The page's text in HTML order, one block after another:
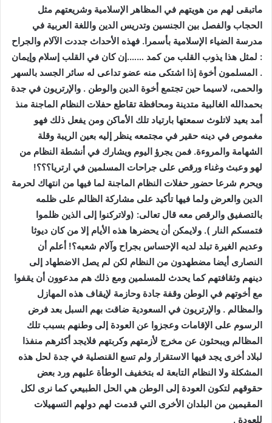
ماتبقى لهم من هويتهم في المظاهر اﻹسلامية وشريعتهم مثل
الحجاب والفصل بين الجنسين وتدريس الدين واللغة العربية في
مدرسة الضياء اﻹسلامية بأسمرا. فهذه اﻷحداث جددت اﻵلام والجراح
: لمثل هذا يذوب القلب من كمد …….إن كان في القلب إسلام وإيمان
. المسلمون أخوة إذا اشتكى منه عضو تداعى له سائر الجسد بالسهر
والحمى، لاسيما حين تجتمع أخوة الدين والوطن . واﻹرتريون في جدة
بحمدالله الغالبية متدينة ومحافظة تقاطع حفلات النظام الماجنة منذ
أمد بعيد لاتلوث سمعتها بارتياد تلك اﻷماكن ومن يفعل ذلك فهو
مغموص في دينه حقير في مجتمعه ينظر إليه بعين الريبة وقلة
الشهامة والمروءة. فمن يجرؤ اليوم ويشارك في أنشطة النظام من
لهو وعبث وغناء ورقص على جراحات المسلمين في ارتريا؟؟؟!
ويحرم شرعا حضور حفلات النظام الماجنة لما فيها من انتهاك لحرمة
الدين والعرض ولما فيها تأكيد على مشاركة الظالم على ظلمه
بالتصفيق والرقص معه قال تعالى: (ولاتركنوا إلى الذين ظلموا
فتمسكم النار ). ولايمكن أن يحضرها هذه اﻷيام إلا من كان ديوثا
وعديم الغيرة تبلد لديه اﻹحساس بجراح وآلام شعبه؟! أعلم أن
النصارى أيضا مضطهدون من النظام لكن لم يصل الاضطهاد إلى
دينهم وثقافتهم كما يحدث للمسلمين ومع ذلك هم مدعوون أن يقفوا
مع أخوتهم في الوطن وقفة جادة وحازمة ﻹيقاف هذه المهازل
والمظالم . واﻹرتريون في السعودية ضاقت بهم السبل بعد فرض
الرسوم على اﻹقامات وعجزوا عن العودة إلى وطنهم بسبب تلك
المظالم ويبحثون عن مخرج ﻷزمتهم وكربتهم فلايجد أكثرهم منفذا
لبلاد أخرى يجد فيها الاستقرار ولم تسع القنصلية في جدة لحل هذه
المشكلة ولا النظام التابعة له بتخفيف الوطأة عليهم ورد بعض
حقوقهم لتكون العودة إلى الوطن هي الحل الطبيعي كما نرى لكل
المقيمين من البلدان اﻷخرى التي قدمت لهم دولهم التسهيلات
للعودة .